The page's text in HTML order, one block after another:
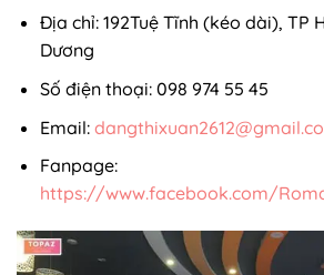
Địa chỉ: 192Tuệ Tĩnh (kéo dài), TP
Dương
Số điện thoại: 098 974 55 45
Email:
Fanpage:
https://www.facebook.com/